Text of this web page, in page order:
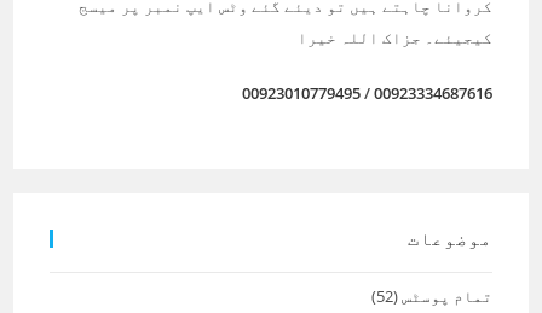
کروانا چاہتے ہیں تو دیئے گئے وٹس ایپ نمبر پر میسج
کیجیئے۔ جزاک اللہ خیرا
00923334687616
/
00923010779495
موضوعات
تمام پوسٹس(52)